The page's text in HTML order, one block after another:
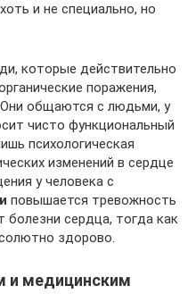
и не специально, но
которые действительно
поражения,
общаются с людьми, у
чисто функциональный
психологическая
изменений в сердце
у человека с
повышается тревожность
болезни сердца, тогда как
здорово.
и медицинским